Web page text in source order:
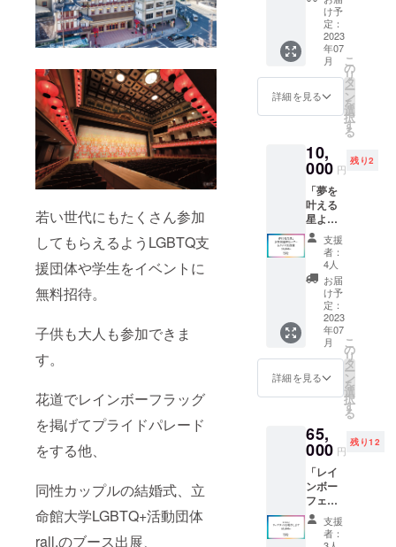
若い世代にもたくさん参加
してもらえるようLGBTQ支
援団体や学生をイベントに
無料招待。
子供も大人も参加できま
す。
花道でレインボーフラッグ
を掲げてプライドパレード
をする他、
同性カップルの結婚式、立
命館大学LGBTQ+活動団体
rall.のブース出展、
いただ
きま
す。
すので
お早め
に購入
くださ
い）
ター・
天職コ
ンサル
タン
ト」梅
田幸子
さんか
ら学ん
だ 「反
合ワー
ク」を
60分提
供しま
す（対
面に
て） 会
場：兵
庫県姫
路市の
レンタ
ルス
ペース
※出張を
希望の
かたは
購入前
阪駅周
辺〜広
島県福
山駅周
辺のレ
ンタル
スペー
スへ出
け予
定：
2023
年07
月
詳細を見る
こ
の
リ
タ
ー
ン
を
選
択
す
る
10,
000 円
残り2
「夢を
叶える
星よみ
アロ
マ」カ
ウンセ
ラー、
起業コ
ンサル
タン
ト、 古
神道行
者、洛
陽三十
三所観
音巡礼
達、
エッセ
ンシャ
ルオイ
ルの会
社で全
国1位の
津村 美
支援
者：
4人
お届
け予
定：
2023
年07
月
詳細を見る
こ
の
リ
タ
ー
ン
を
選
択
す
る
65,
000 円
残り12
「レイ
ンボー
フェス
in南
座」の
ウェブ
支援
者：